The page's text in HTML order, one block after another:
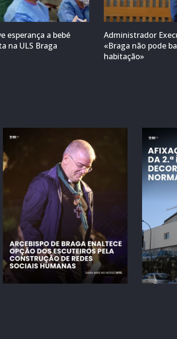
esperança a bebé
na ULS Braga
Administrador
«Braga não pode
habitação»